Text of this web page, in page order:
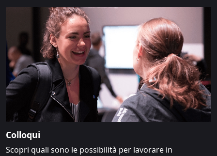
Colloqui
Scopri quali sono le possibilità per lavorare in